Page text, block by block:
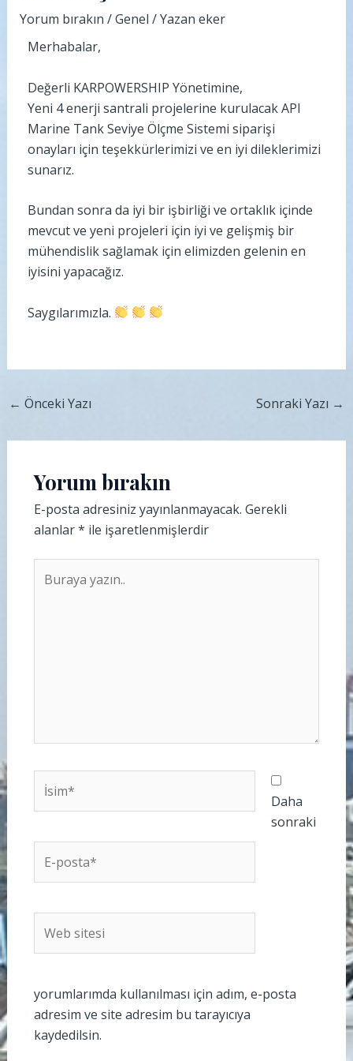
Yorum bırakın /Genel / Yazan eker
Merhabalar,
Değerli KARPOWERSHIP Yönetimine,
Yeni 4 enerji santrali projelerine kurulacak API
Marine Tank Seviye Ölçme Sistemi siparişi
onayları için teşekkürlerimizi ve en iyi dileklerimizi
sunarız.
Bundan sonra da iyi bir işbirliği ve ortaklık içinde
mevcut ve yeni projeleri için iyi ve gelişmiş bir
mühendislik sağlamak için elimizden gelenin en
iyisini yapacağız.
Saygılarımızla.
← Önceki Yazı Sonraki Yazı →
Yorum bırakın
E-posta adresiniz yayınlanmayacak. Gerekli
alanlar* ile işaretlenmişlerdir
yazın..
İsim*
posta*
sitesi
Daha
sonraki
yorumlarımda kullanılması için adım, e-posta
adresim ve site adresim bu tarayıcıya
kaydedilsin.